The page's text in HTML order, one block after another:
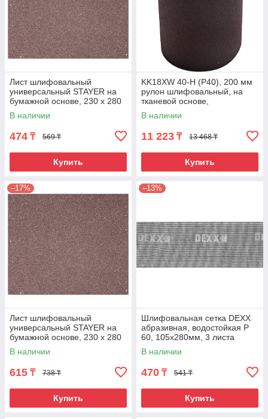
Лист шлифовальный
универсальный STAYER на
бумажной основе, 230 х 280
мм, Р240, упаковка по 5 шт.
В наличии
474 ₸ 569 ₸
Купить
KK18XW 40-H (Р40), 200 мм
рулон шлифовальный, на
тканевой основе,
водостойкий, 20 м, БАЗ
В наличии
11 223 ₸ 13 468 ₸
Купить
–17%
Лист шлифовальный
универсальный STAYER на
бумажной основе, 230 х 280
мм, Р60, упаковка по 5 шт.
В наличии
615 ₸ 738 ₸
Купить
–13%
Шлифовальная сетка DEXX
абразивная, водостойкая Р
60, 105х280мм, 3 листа
В наличии
470 ₸ 541 ₸
Купить